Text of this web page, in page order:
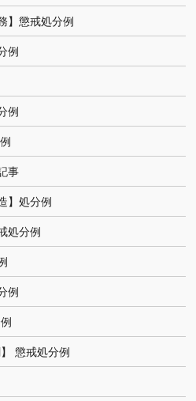
】懲戒処分例
例
例
事
】処分例
処分例
例
懲戒処分例